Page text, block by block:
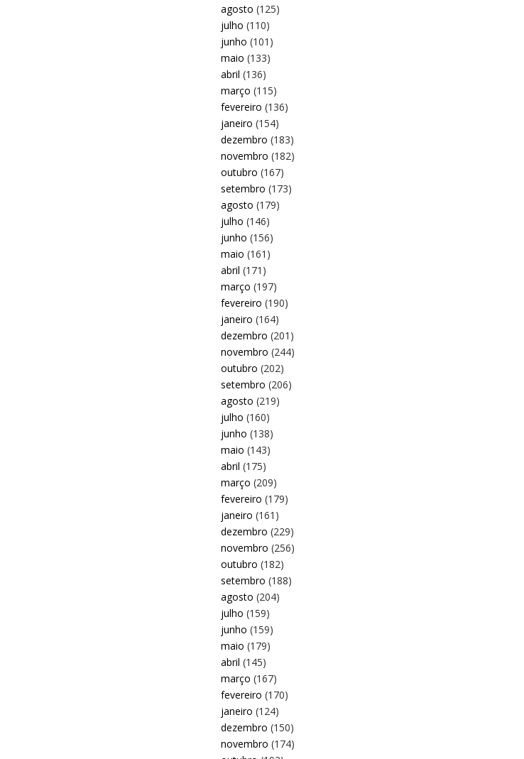
agosto (125)
julho (110)
junho (101)
maio (133)
abril (136)
março (115)
fevereiro (136)
janeiro (154)
dezembro (183)
novembro (182)
outubro (167)
setembro (173)
agosto (179)
julho (146)
junho (156)
maio (161)
abril (171)
março (197)
fevereiro (190)
janeiro (164)
dezembro (201)
novembro (244)
outubro (202)
setembro (206)
agosto (219)
julho (160)
junho (138)
maio (143)
abril (175)
março (209)
fevereiro (179)
janeiro (161)
dezembro (229)
novembro (256)
outubro (182)
setembro (188)
agosto (204)
julho (159)
junho (159)
maio (179)
abril (145)
março (167)
fevereiro (170)
janeiro (124)
dezembro (150)
novembro (174)